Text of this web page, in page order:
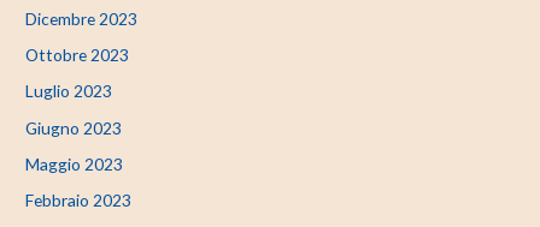
Dicembre 2023
Ottobre 2023
Luglio 2023
Giugno 2023
Maggio 2023
Febbraio 2023